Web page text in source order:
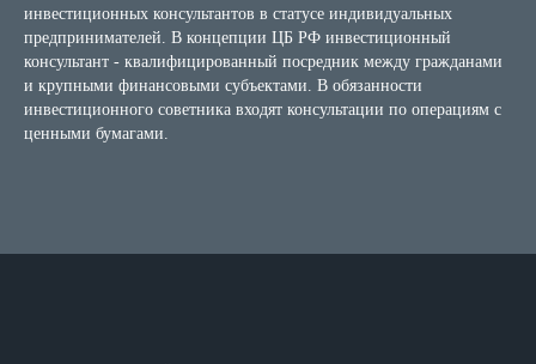
инвестиционных консультантов в статусе индивидуальных
предпринимателей. В концепции ЦБ РФ инвестиционный
консультант - квалифицированный посредник между гражданами
и крупными финансовыми субъектами. В обязанности
инвестиционного советника входят консультации по операциям с
ценными бумагами.